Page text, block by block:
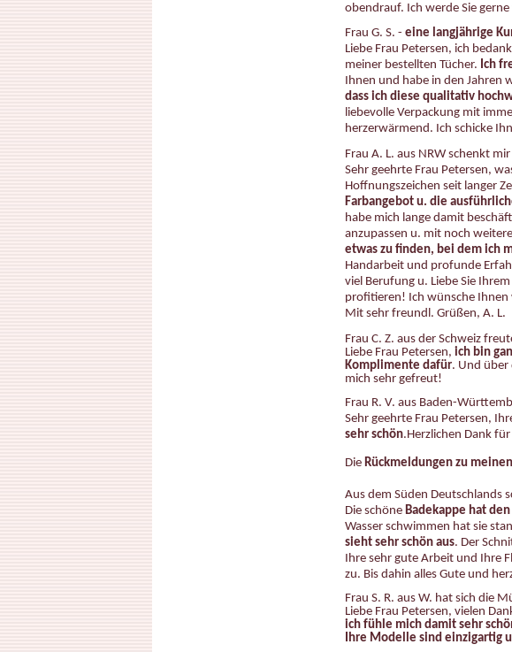
obendrauf. Ich werde Sie
Frau G. S. - eine langjährige
Liebe Frau Petersen, ich
meiner bestellten Tücher. Ich
Ihnen und habe in den Jahren
dass ich diese qualitativ
liebevolle Verpackung mit
herzerwärmend. Ich schicke
Frau A. L. aus NRW schenkt
Sehr geehrte Frau Petersen,
Hoffnungszeichen seit langer
Farbangebot u. die
habe mich lange damit
anzupassen u. mit noch
etwas zu finden, bei dem ich
Handarbeit und profunde
viel Berufung u. Liebe Sie
profitieren! Ich wünsche Ihnen
Mit sehr freundl. Grüßen, A. L.
Frau C. Z. aus der Schweiz
Liebe Frau Petersen, ich bin
Komplimente dafür. Und über
mich sehr gefreut!
Frau R. V. aus Baden-
Sehr geehrte Frau Petersen,
sehr schön.Herzlichen Dank
Die Rückmeldungen zu
Aus dem Süden Deutschlands
Die schöne Badekappe hat
Wasser schwimmen hat sie
sieht sehr schön aus. Der
Ihre sehr gute Arbeit und Ihre
zu. Bis dahin alles Gute und
Frau S. R. aus W. hat sich die
Liebe Frau Petersen, vielen
ich fühle mich damit sehr
Ihre Modelle sind einzigartig